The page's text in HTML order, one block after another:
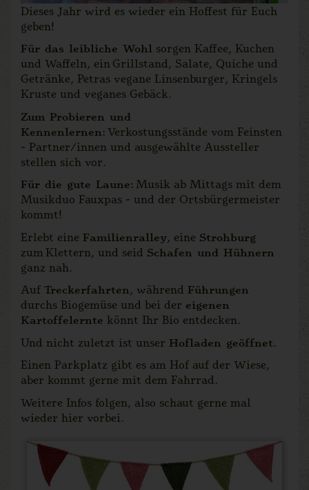
Dieses Jahr wird es wieder ein Hoffest für Euch
geben!
Für das leibliche Wohl sorgen Kaffee, Kuchen
und Waffeln, ein Grillstand, Salate, Quiche und
Getränke, Petras vegane Linsenburger, Kringels
Kruste und veganes Gebäck.
Zum Probieren und
Kennenlernen: Verkostungsstände vom Feinsten
- Partner/innen und ausgewählte Aussteller
stellen sich vor.
Für die gute Laune: Musik ab Mittags mit dem
Musikduo Fauxpas - und der Ortsbürgermeister
kommt!
Erlebt eine Familienralley, eine Strohburg
zum Klettern, und seid Schafen und Hühnern
ganz nah.
Auf Treckerfahrten, während Führungen
durchs Biogemüse und bei der eigenen
Kartoffelernte könnt Ihr Bio entdecken.
Und nicht zuletzt ist unser Hofladen geöffnet.
Einen Parkplatz gibt es am Hof auf der Wiese,
aber kommt gerne mit dem Fahrrad.
Weitere Infos folgen, also schaut gerne mal
wieder hier vorbei.